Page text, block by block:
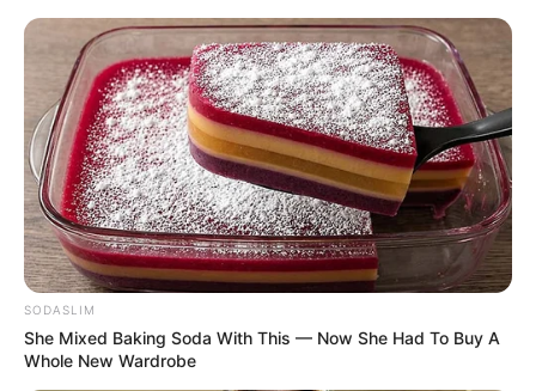
SODASLIM
She Mixed Baking Soda With This — Now She Had To Buy A
Whole New Wardrobe